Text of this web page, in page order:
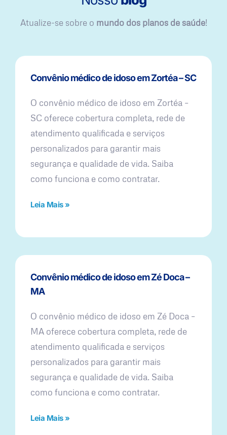
Atualize-se sobre o mundo dos planos de saúde!
Convênio médico de idoso em Zortéa – SC
O convênio médico de idoso em Zortéa –
SC oferece cobertura completa, rede de
atendimento qualificada e serviços
personalizados para garantir mais
segurança e qualidade de vida. Saiba
como funciona e como contratar.
Leia Mais »
Convênio médico de idoso em Zé Doca –
MA
O convênio médico de idoso em Zé Doca –
MA oferece cobertura completa, rede de
atendimento qualificada e serviços
personalizados para garantir mais
segurança e qualidade de vida. Saiba
como funciona e como contratar.
Leia Mais »